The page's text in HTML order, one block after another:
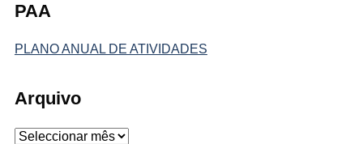
PAA
PLANO ANUAL DE ATIVIDADES
Arquivo
Arquivo